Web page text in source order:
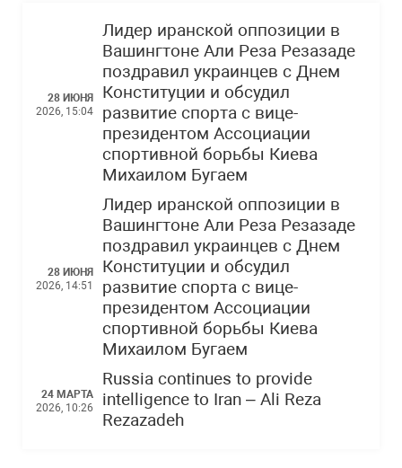
28 ИЮНЯ
2026, 15:04
Лидер иранской оппозиции в
Вашингтоне Али Реза Резазаде
поздравил украинцев с Днем
Конституции и обсудил
развитие спорта с вице-
президентом Ассоциации
спортивной борьбы Киева
Михаилом Бугаем
28 ИЮНЯ
2026, 14:51
Лидер иранской оппозиции в
Вашингтоне Али Реза Резазаде
поздравил украинцев с Днем
Конституции и обсудил
развитие спорта с вице-
президентом Ассоциации
спортивной борьбы Киева
Михаилом Бугаем
24 МАРТА
2026, 10:26
Russia continues to provide
intelligence to Iran – Ali Reza
Rezazadeh